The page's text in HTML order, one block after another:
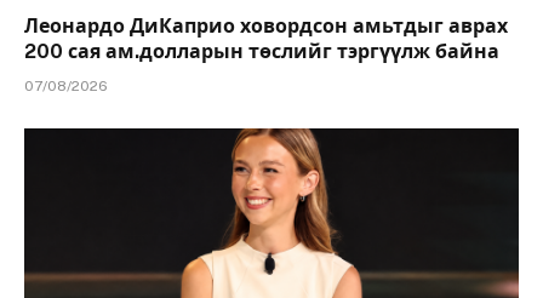
Леонардо ДиКаприо ховордсон амьтдыг аврах
200 сая ам.долларын төслийг тэргүүлж байна
07/08/2026